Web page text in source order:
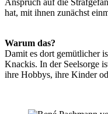
hat, mit ihnen zunächst
Warum das?
Damit es dort gemütlicher
Knackis. In der Seelsorge
ihre Hobbys, ihre Kinder